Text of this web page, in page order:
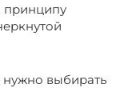
принципу
выбирать